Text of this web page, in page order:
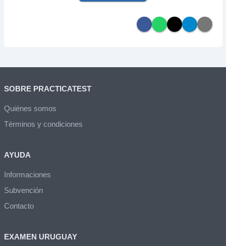
SOBRE PRACTICATEST
Quiénes somos
Términos y condiciones
AYUDA
Informaciones
Subvención
Contacto
EXAMEN URUGUAY